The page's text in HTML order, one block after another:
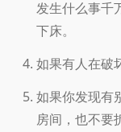
发生什么事千
下床。
如果有人在破
如果你发现有
房间，也不要